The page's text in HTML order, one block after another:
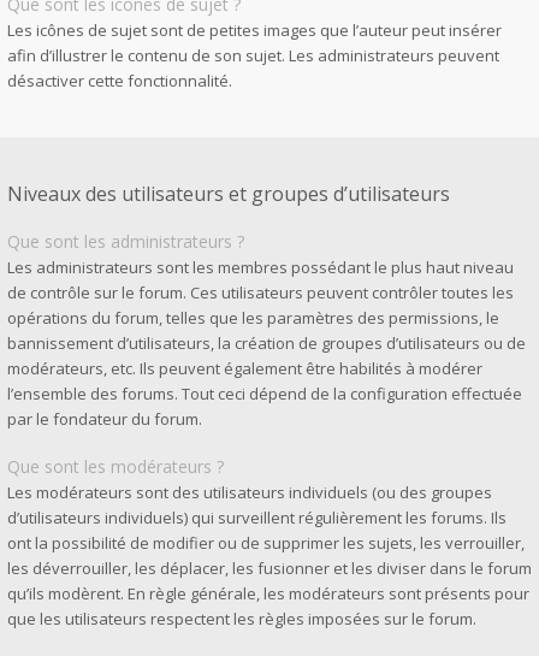
Les icônes de sujet sont de petites images que l’auteur peut insérer
afin d’illustrer le contenu de son sujet. Les administrateurs peuvent
désactiver cette fonctionnalité.
Niveaux des utilisateurs et groupes d’utilisateurs
Que sont les administrateurs ?
Les administrateurs sont les membres possédant le plus haut niveau
de contrôle sur le forum. Ces utilisateurs peuvent contrôler toutes les
opérations du forum, telles que les paramètres des permissions, le
bannissement d’utilisateurs, la création de groupes d’utilisateurs ou de
modérateurs, etc. Ils peuvent également être habilités à modérer
l’ensemble des forums. Tout ceci dépend de la configuration effectuée
par le fondateur du forum.
Que sont les modérateurs ?
Les modérateurs sont des utilisateurs individuels (ou des groupes
d’utilisateurs individuels) qui surveillent régulièrement les forums. Ils
ont la possibilité de modifier ou de supprimer les sujets, les verrouiller,
les déverrouiller, les déplacer, les fusionner et les diviser dans le forum
qu’ils modèrent. En règle générale, les modérateurs sont présents pour
que les utilisateurs respectent les règles imposées sur le forum.